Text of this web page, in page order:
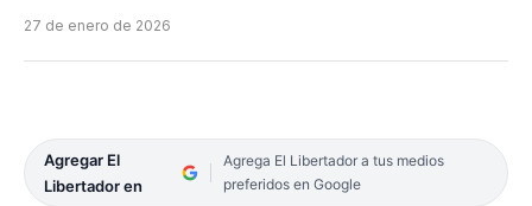
27 de enero de 2026
Agregar El
Libertador en
Agrega El Libertador a tus medios
preferidos en Google